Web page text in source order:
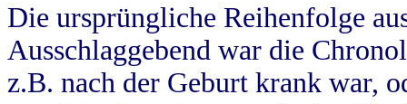
Die ursprüngliche Reihenfolge
Ausschlaggebend war die
z.B. nach der Geburt krank war,